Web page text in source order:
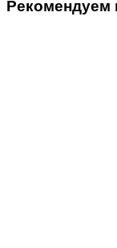
Рекомендуем